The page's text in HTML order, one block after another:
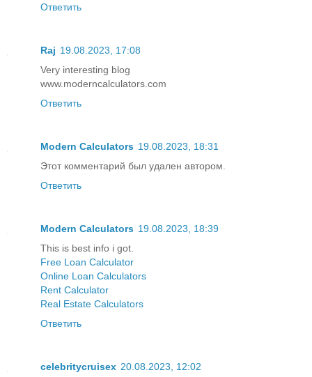
Ответить
Raj 19.08.2023, 17:08
Very interesting blog
www.moderncalculators.com
Ответить
Modern Calculators 19.08.2023, 18:31
Этот комментарий был удален автором.
Ответить
Modern Calculators 19.08.2023, 18:39
This is best info i got.
Free Loan Calculator
Online Loan Calculators
Rent Calculator
Real Estate Calculators
Ответить
celebritycruisex 20.08.2023, 12:02